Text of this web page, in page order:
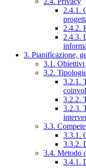
2.4.1.
2.4.2.
2.4.3.
3. Pianificazione,
3.1. Obiettivi
3.2.
3.2.1.
3.2.2.
3.2.3.
3.3.
3.3.1.
3.3.2.
3.4. Metodo
3.4.1.